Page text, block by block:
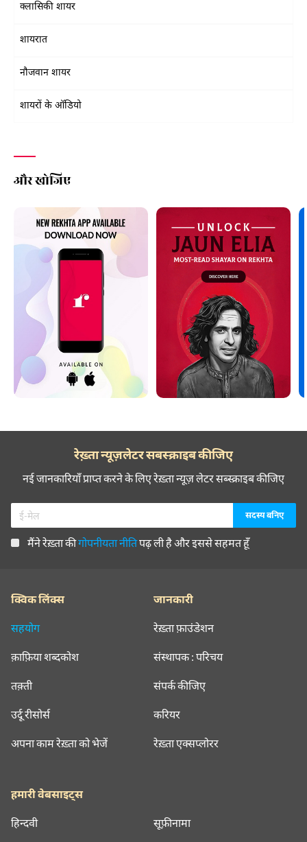
क्लासिकी शायर
शायरात
नौजवान शायर
शायरों के ऑडियो
और खोजिए
रेख़्ता न्यूज़लेटर सबस्क्राइब कीजिए
नई जानकारियाँ प्राप्त करने के लिए रेख़्ता न्यूज़ लेटर सब्स्क्राइब कीजिए
मैंने रेख़्ता कीगोपनीयता नीतिपढ़ ली है और इससे सहमत हूँ
क्विक लिंक्स
सहयोग
क़ाफ़िया शब्दकोश
तक़्ती
उर्दू रीसोर्स
अपना काम रेख़्ता को भेजें
जानकारी
रेख़्ता फ़ाउंडेशन
संस्थापक : परिचय
संपर्क कीजिए
करियर
रेख़्ता एक्सप्लोरर
हमारी वेबसाइट्स
हिन्दवी सूफ़ीनामा